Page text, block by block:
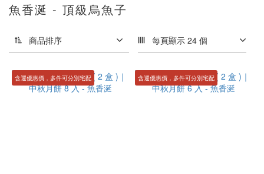
魚香涎 - 頂級烏魚子
商品排序 每頁顯示 24 個
含運優惠價，多件可分別宅配 含運優惠價，多件可分別宅配